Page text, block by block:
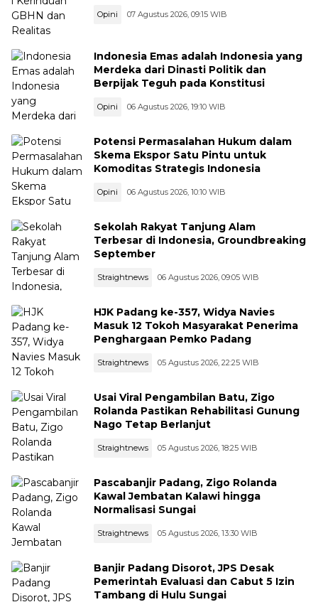
Opini 07 Agustus 2026, 09:15 WIB
Indonesia Emas adalah Indonesia yang
Merdeka dari Dinasti Politik dan
Berpijak Teguh pada Konstitusi
Opini 06 Agustus 2026, 19:10 WIB
Potensi Permasalahan Hukum dalam
Skema Ekspor Satu Pintu untuk
Komoditas Strategis Indonesia
Opini 06 Agustus 2026, 10:10 WIB
Sekolah Rakyat Tanjung Alam
Terbesar di Indonesia, Groundbreaking
September
Straightnews 06 Agustus 2026, 09:05 WIB
HJK Padang ke-357, Widya Navies
Masuk 12 Tokoh Masyarakat Penerima
Penghargaan Pemko Padang
Straightnews 05 Agustus 2026, 22:25 WIB
Usai Viral Pengambilan Batu, Zigo
Rolanda Pastikan Rehabilitasi Gunung
Nago Tetap Berlanjut
Straightnews 05 Agustus 2026, 18:25 WIB
Pascabanjir Padang, Zigo Rolanda
Kawal Jembatan Kalawi hingga
Normalisasi Sungai
Straightnews 05 Agustus 2026, 13:30 WIB
Banjir Padang Disorot, JPS Desak
Pemerintah Evaluasi dan Cabut 5 Izin
Tambang di Hulu Sungai